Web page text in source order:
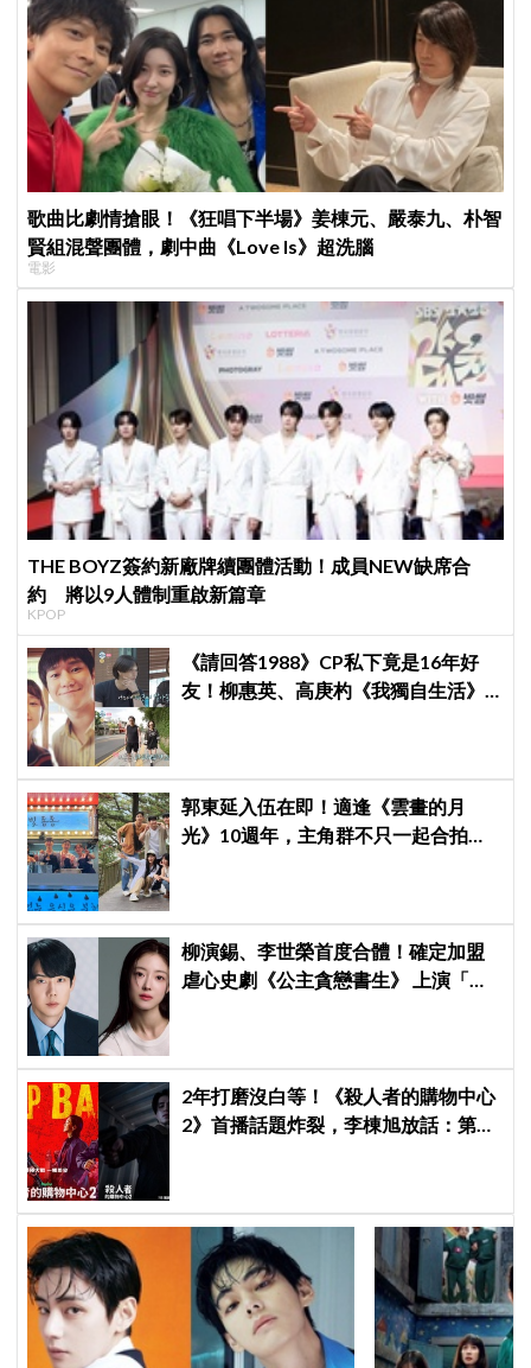
歌曲比劇情搶眼！《狂唱下半場》姜棟元、嚴泰九、朴智
賢組混聲團體，劇中曲《Love Is》超洗腦
電影
THE BOYZ簽約新廠牌續團體活動！成員NEW缺席合
約 將以9人體制重啟新篇章
KPOP
《請回答1988》CP私下竟是16年好
友！柳惠英、高庚杓《我獨自生活》
郭東延入伍在即！適逢《雲畫的月
光》10週年，主角群不只一起合拍畫
柳演錫、李世榮首度合體！確定加盟
虐心史劇《公主貪戀書生》 上演「朝
2年打磨沒白等！《殺人者的購物中心
2》首播話題炸裂，李棟旭放話：第三